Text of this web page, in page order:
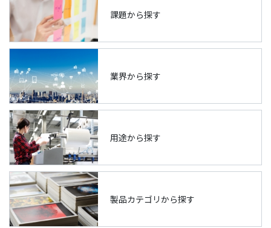
課題から探す
業界から探す
用途から探す
製品カテゴリから探す